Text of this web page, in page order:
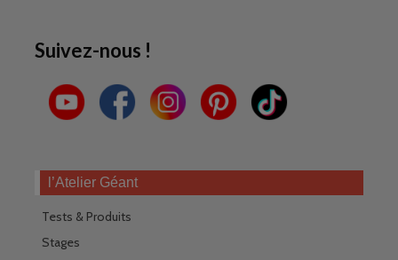
Suivez-nous !
l’Atelier Géant
Tests & Produits
Stages